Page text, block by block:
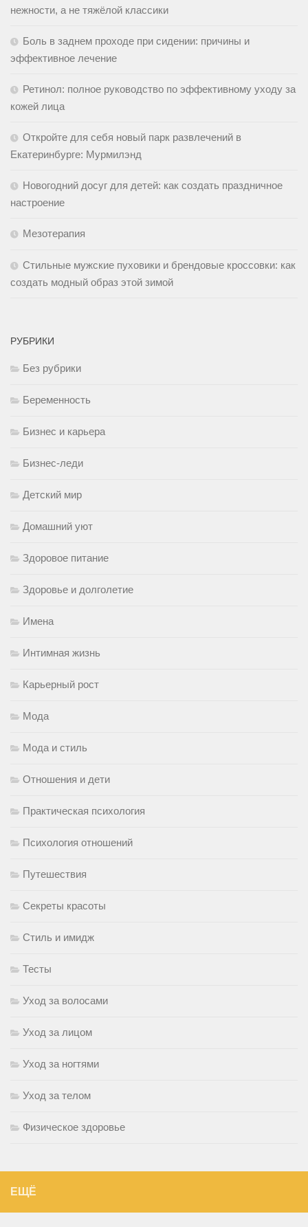
нежности, а не тяжёлой классики
Боль в заднем проходе при сидении: причины и
эффективное лечение
Ретинол: полное руководство по эффективному уходу за
кожей лица
Откройте для себя новый парк развлечений в
Екатеринбурге: Мурмилэнд
Новогодний досуг для детей: как создать праздничное
настроение
Мезотерапия
Стильные мужские пуховики и брендовые кроссовки: как
создать модный образ этой зимой
РУБРИКИ
Без рубрики
Беременность
Бизнес и карьера
Бизнес-леди
Детский мир
Домашний уют
Здоровое питание
Здоровье и долголетие
Имена
Интимная жизнь
Карьерный рост
Мода
Мода и стиль
Отношения и дети
Практическая психология
Психология отношений
Путешествия
Секреты красоты
Стиль и имидж
Тесты
Уход за волосами
Уход за лицом
Уход за ногтями
Уход за телом
Физическое здоровье
ЕЩЁ